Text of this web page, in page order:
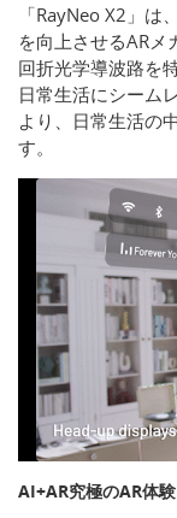
「RayNeo X2」
を向上させるARメ
回折光学導波路を
日常生活にシーム
より、日常生活の
す。
AI+AR究極のAR体験